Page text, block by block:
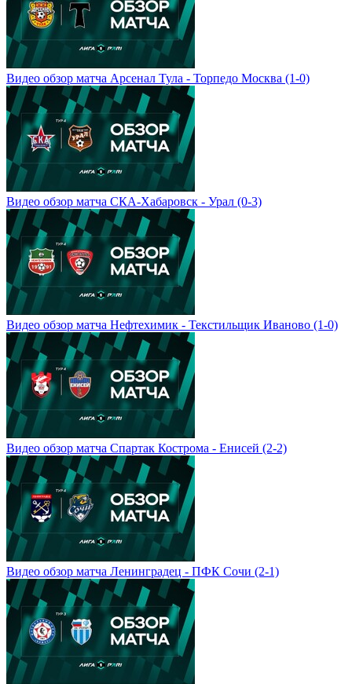
Видео обзор матча Арсенал Тула - Торпедо Москва (1-0)
Видео обзор матча СКА-Хабаровск - Урал (0-3)
Видео обзор матча Нефтехимик - Текстильщик Иваново (1-0)
Видео обзор матча Спартак Кострома - Енисей (2-2)
Видео обзор матча Ленинградец - ПФК Сочи (2-1)